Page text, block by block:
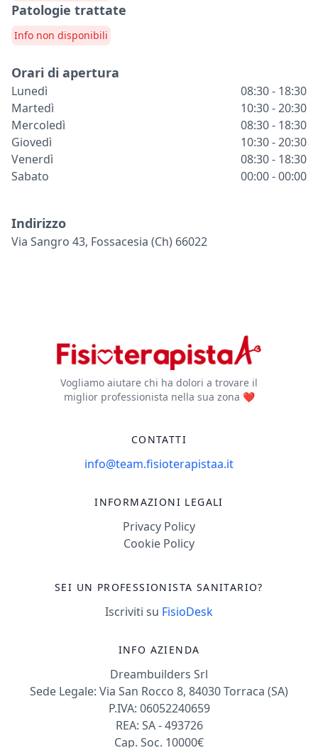
Patologie trattate
Info non disponibili
Orari di apertura
Lunedì
08:30 - 18:30
Martedì
10:30 - 20:30
Mercoledì
08:30 - 18:30
Giovedì
10:30 - 20:30
Venerdì
08:30 - 18:30
Sabato
00:00 - 00:00
Indirizzo
Via Sangro 43, Fossacesia (ch) 66022
Vogliamo aiutare chi ha dolori a trovare il
miglior professionista nella sua zona ❤️
CONTATTI
info@team.fisioterapistaa.it
INFORMAZIONI LEGALI
Privacy Policy
Cookie Policy
SEI UN PROFESSIONISTA SANITARIO?
Iscriviti su FisioDesk
INFO AZIENDA
Dreambuilders Srl
Sede Legale: Via San Rocco 8, 84030 Torraca (SA)
P.IVA: 06052240659
REA: SA - 493726
Cap. Soc. 10000€